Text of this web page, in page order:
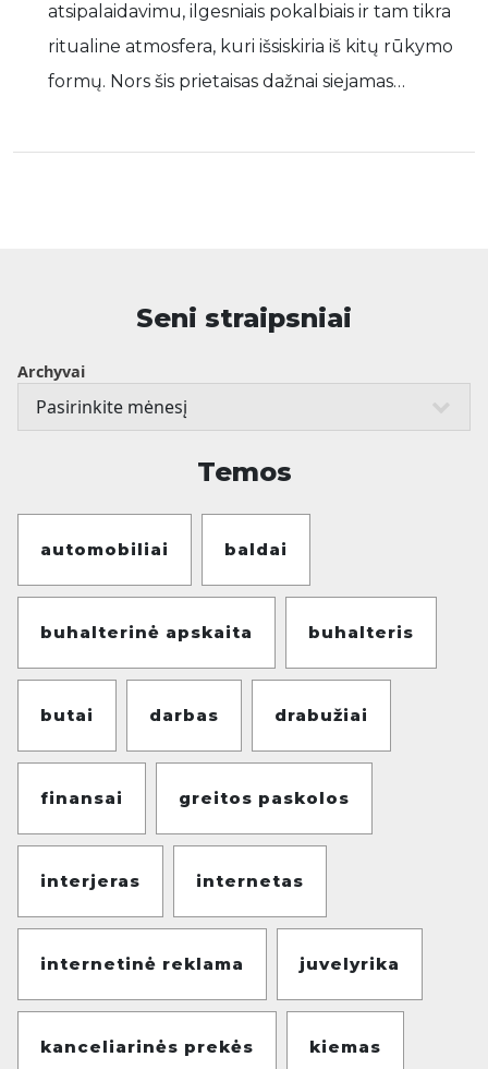
atsipalaidavimu, ilgesniais pokalbiais ir tam tikra
ritualine atmosfera, kuri išsiskiria iš kitų rūkymo
formų. Nors šis prietaisas dažnai siejamas…
Seni straipsniai
Archyvai
Temos
automobiliai baldai
buhalterinė apskaita buhalteris
butai darbas drabužiai
finansai greitos paskolos
interjeras internetas
internetinė reklama juvelyrika
kanceliarinės prekės kiemas